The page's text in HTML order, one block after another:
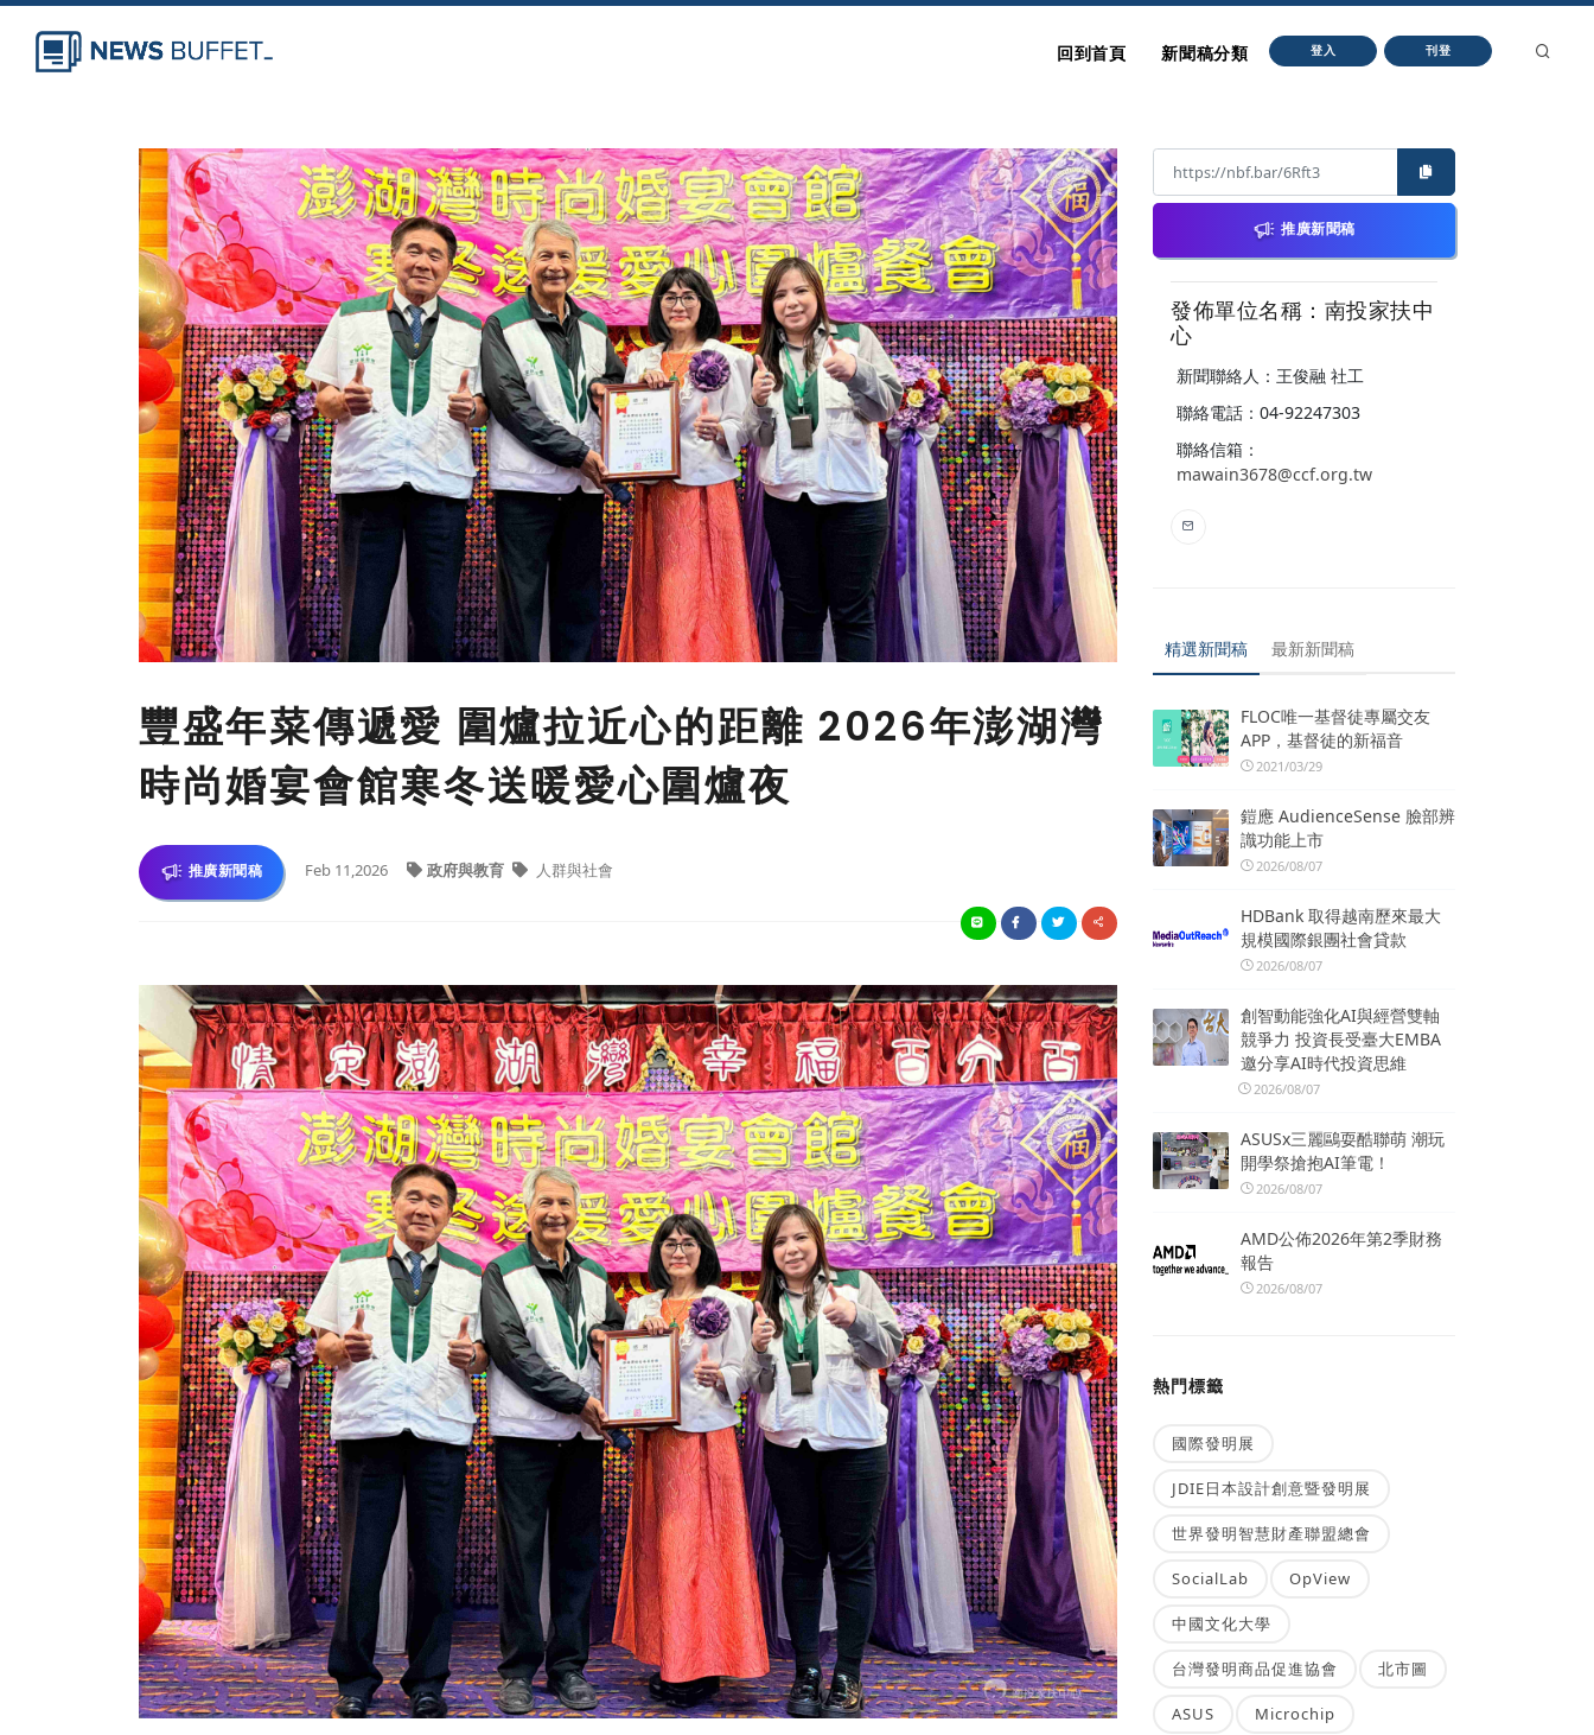
回到首頁 新聞稿分類 登入 刊登
豐盛年菜傳遞愛 圍爐拉近心的距離 2026年澎湖灣
時尚婚宴會館寒冬送暖愛心圍爐夜
推廣新聞稿 Feb 11,2026 政府與教育 人群與社會
推廣新聞稿
發佈單位名稱：南投家扶中
心
新聞聯絡人：王俊融 社工
聯絡電話：04-92247303
聯絡信箱：
mawain3678@ccf.org.tw
精選新聞稿 最新新聞稿
FLOC唯一基督徒專屬交友
APP，基督徒的新福音
2021/03/29
鎧應 AudienceSense 臉部辨
識功能上市
2026/08/07
HDBank 取得越南歷來最大
規模國際銀團社會貸款
2026/08/07
創智動能強化AI與經營雙軸
競爭力 投資長受臺大EMBA
邀分享AI時代投資思維
2026/08/07
ASUSx三麗鷗耍酷聯萌 潮玩
開學祭搶抱AI筆電！
2026/08/07
AMD公佈2026年第2季財務
報告
2026/08/07
熱門標籤
國際發明展
JDIE日本設計創意暨發明展
世界發明智慧財產聯盟總會
SocialLab OpView
中國文化大學
台灣發明商品促進協會 北市圖
ASUS Microchip